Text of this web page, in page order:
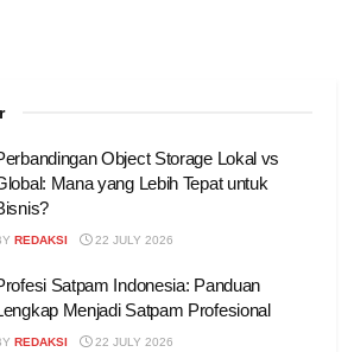
Object Storage Lokal vs
Mana yang Lebih Tepat untuk
REDAKSI 22 JULY 2026
Satpam Indonesia: Panduan
Menjadi Satpam Profesional
REDAKSI 22 JULY 2026